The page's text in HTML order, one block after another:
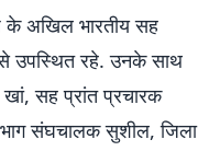
अखिल भारतीय सह
उपस्थित रहे. उनके साथ
खां, सह प्रांत प्रचारक
संघचालक सुशील, जिला